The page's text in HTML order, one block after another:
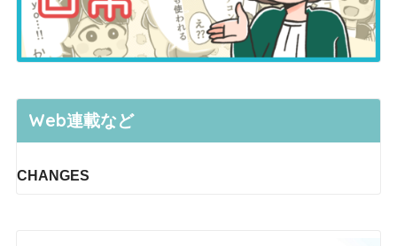
Web連載など
CHANGES